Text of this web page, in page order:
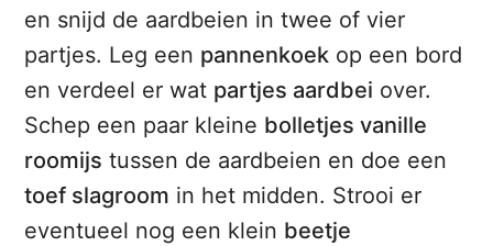
en snijd de aardbeien in twee of vier
partjes. Leg een pannenkoek op een bord
en verdeel er wat partjes aardbei over.
Schep een paar kleine bolletjes vanille
roomijs tussen de aardbeien en doe een
toef slagroom in het midden. Strooi er
eventueel nog een klein beetje